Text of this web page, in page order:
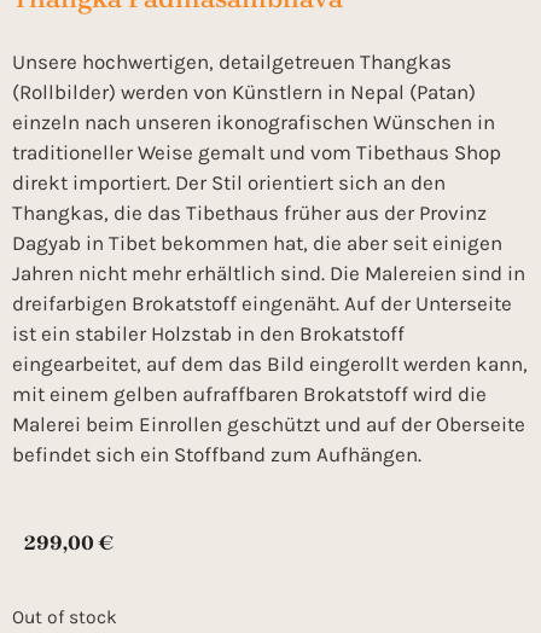
Unsere hochwertigen, detailgetreuen Thangkas
(Rollbilder) werden von Künstlern in Nepal (Patan)
einzeln nach unseren ikonografischen Wünschen in
traditioneller Weise gemalt und vom Tibethaus Shop
direkt importiert. Der Stil orientiert sich an den
Thangkas, die das Tibethaus früher aus der Provinz
Dagyab in Tibet bekommen hat, die aber seit einigen
Jahren nicht mehr erhältlich sind. Die Malereien sind in
dreifarbigen Brokatstoff eingenäht. Auf der Unterseite
ist ein stabiler Holzstab in den Brokatstoff
eingearbeitet, auf dem das Bild eingerollt werden kann,
mit einem gelben aufraffbaren Brokatstoff wird die
Malerei beim Einrollen geschützt und auf der Oberseite
befindet sich ein Stoffband zum Aufhängen.
299,00 €
Out of stock